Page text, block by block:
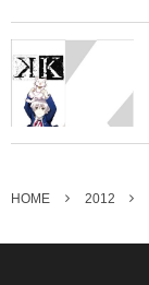
HOME 2012